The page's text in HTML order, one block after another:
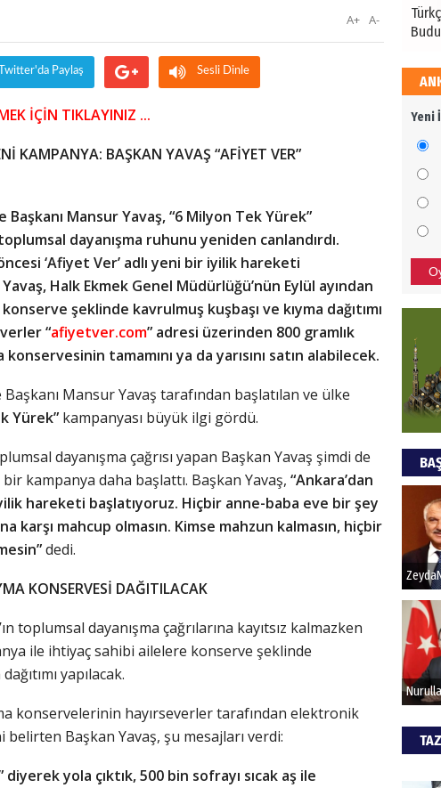
A-
A+
Twitter'da Paylaş Sesli Dinle
İÇİN TIKLAYINIZ ...
KAMPANYA: BAŞKAN YAVAŞ “AFİYET VER”
Mansur Yavaş, “6 Milyon Tek Yürek”
dayanışma ruhunu yeniden canlandırdı.
‘Afiyet Ver’ adlı yeni bir iyilik hareketi
Halk Ekmek Genel Müdürlüğü’nün Eylül ayından
şeklinde kavrulmuş kuşbaşı ve kıyma dağıtımı
“afiyetver.com” adresi üzerinden 800 gramlık
tamamını ya da yarısını satın alabilecek.
Mansur Yavaş tarafından başlatılan ve ülke
Yürek” kampanyası büyük ilgi gördü.
dayanışma çağrısı yapan Başkan Yavaş şimdi de
kampanya daha başlattı. Başkan Yavaş, “Ankara’dan
hareketi başlatıyoruz. Hiçbir anne-baba eve bir şey
karşı mahcup olmasın. Kimse mahzun kalmasın, hiçbir
dedi.
KONSERVESİ DAĞITILACAK
toplumsal dayanışma çağrılarına kayıtsız kalmazken
ile ihtiyaç sahibi ailelere konserve şeklinde
yapılacak.
konservelerinin hayırseverler tarafından elektronik
belirten Başkan Yavaş, şu mesajları verdi:
diyerek yola çıktık, 500 bin sofrayı sıcak aş ile
Bu
Yeni